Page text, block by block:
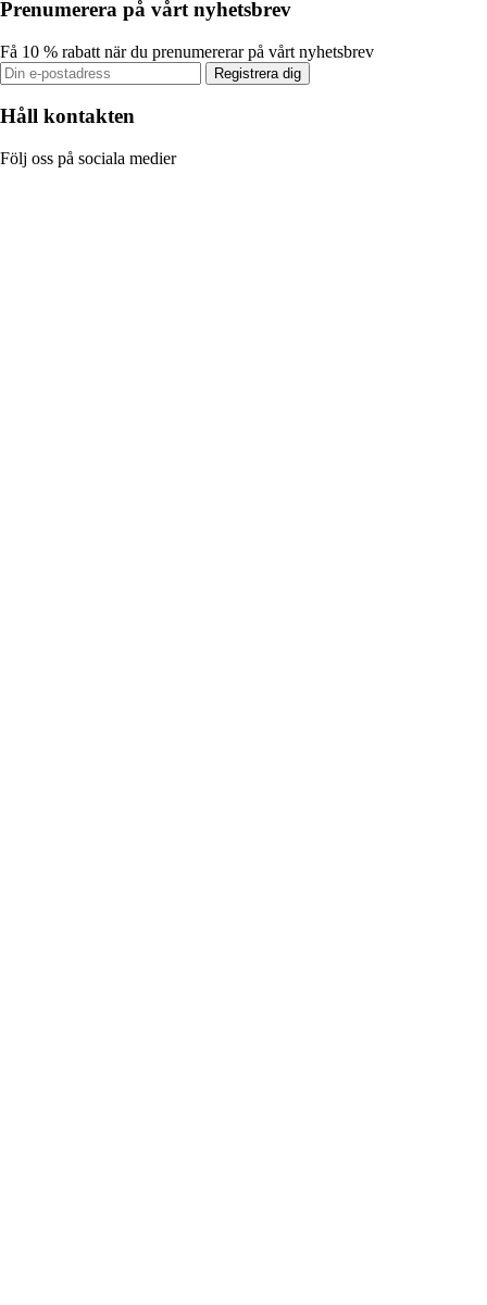
Prenumerera på vårt nyhetsbrev
Få 10 % rabatt när du prenumererar på vårt nyhetsbrev
Registrera dig
Håll kontakten
Följ oss på sociala medier